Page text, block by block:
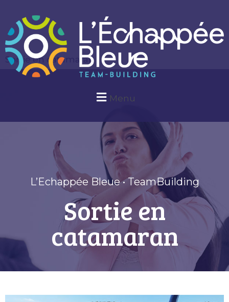
Menu
Sortie en catamaran
L’Echappée Bleue • TeamBuilding
Sortie en
catamaran